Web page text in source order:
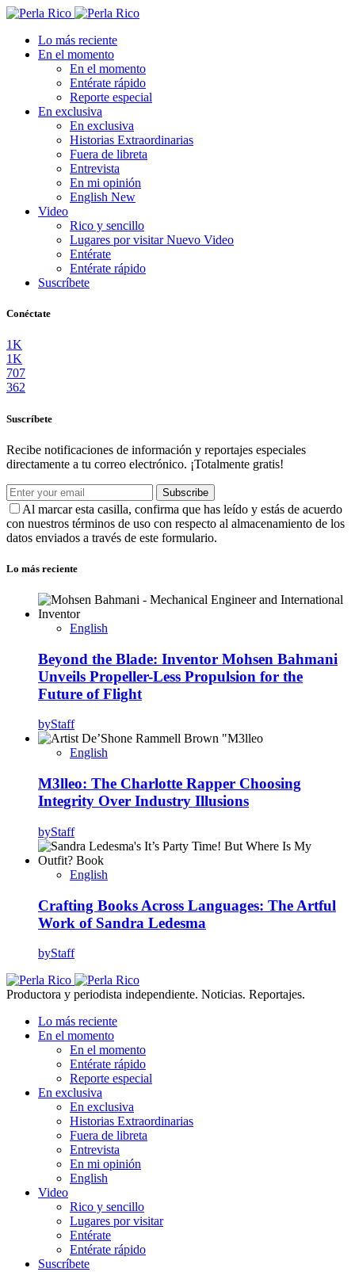
Lo más reciente
En el momento
En el momento
Entérate rápido
Reporte especial
En exclusiva
En exclusiva
Historias Extraordinarias
Fuera de libreta
Entrevista
En mi opinión
English New
Video
Rico y sencillo
Lugares por visitarNuevo Video
Entérate
Entérate rápido
Suscríbete
Conéctate
1K
1K
707
362
Suscríbete
Recibe notificaciones de información y reportajes especiales
directamente a tu correo electrónico. ¡Totalmente gratis!
Subscribe
Al marcar esta casilla, confirma que has leído y estás de acuerdo
con nuestros términos de uso con respecto al almacenamiento de los
datos enviados a través de este formulario.
Lo más reciente
English
Beyond the Blade: Inventor Mohsen Bahmani
Unveils Propeller-Less Propulsion for the
Future of Flight
byStaff
English
M3lleo: The Charlotte Rapper Choosing
Integrity Over Industry Illusions
byStaff
English
Crafting Books Across Languages: The Artful
Work of Sandra Ledesma
byStaff
Productora y periodista independiente. Noticias. Reportajes.
Lo más reciente
En el momento
En el momento
Entérate rápido
Reporte especial
En exclusiva
En exclusiva
Historias Extraordinarias
Fuera de libreta
Entrevista
En mi opinión
English
Video
Rico y sencillo
Lugares por visitar
Entérate
Entérate rápido
Suscríbete